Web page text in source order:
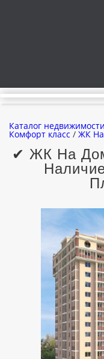
ВСЕ
Каталог
Комфорт класс / ЖК На
✔ ЖК На